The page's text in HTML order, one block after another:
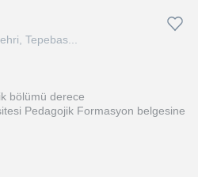
Tepebas...
bölümü derece
Pedagojik Formasyon belgesine